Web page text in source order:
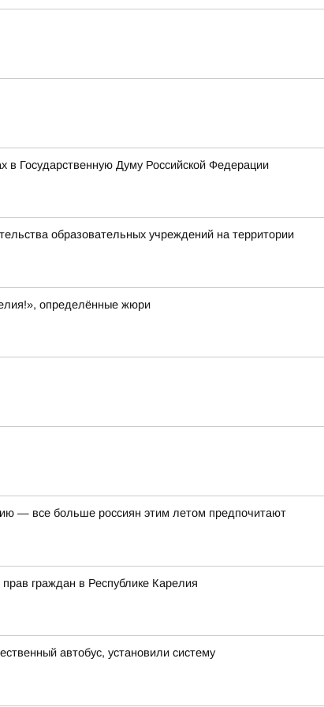
Государственную Думу Российской Федерации
образовательных учреждений на территории
определённые жюри
— все больше россиян этим летом предпочитают
граждан в Республике Карелия
автобус, установили систему